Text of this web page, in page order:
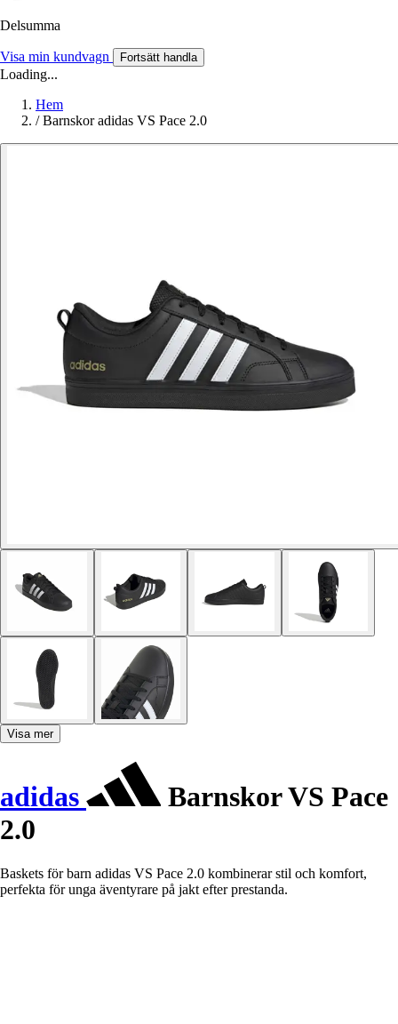
Delsumma
Visa min kundvagn Fortsätt handla
Loading...
Hem
/ Barnskor adidas VS Pace 2.0
Visa mer
adidas
Barnskor VS Pace
2.0
Baskets för barn adidas VS Pace 2.0 kombinerar stil och komfort,
perfekta för unga äventyrare på jakt efter prestanda.